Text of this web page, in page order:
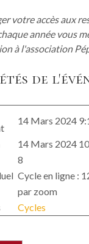
votre accès aux
année vous
à l'association
de
14 Mars 2024
14 Mars 2024
8
Cycle en ligne :
par zoom
Cycles